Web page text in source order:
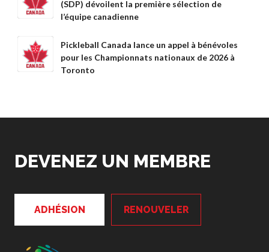
d’assurance
Bulletins d’assurance
(SDP) dévoilent la première sélection de
l’équipe canadienne
Pickleball Canada lance un appel à bénévoles
pour les Championnats nationaux de 2026 à
Toronto
DEVENEZ UN MEMBRE
ADHÉSION RENOUVELER